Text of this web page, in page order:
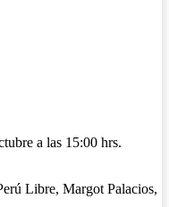
a las 15:00 hrs.
Libre, Margot Palacios,